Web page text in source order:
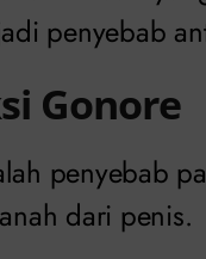
penyebab
Gonore
penyebab
dari penis.